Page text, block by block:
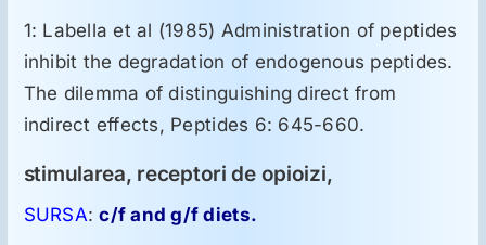
1: Labella et al (1985) Administration of peptides
inhibit the degradation of endogenous peptides.
The dilemma of distinguishing direct from
indirect effects, Peptides 6: 645-660.
stimularea, receptori de opioizi,
SURSA:c/f and g/f diets.